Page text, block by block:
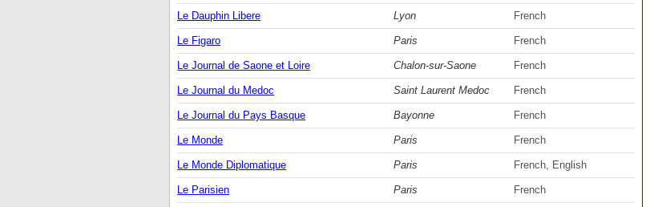
Le Dauphin Libere Lyon French
Le Figaro Paris French
Le Journal de Saone et Loire Chalon-sur-Saone French
Le Journal du Medoc Saint Laurent Medoc French
Le Journal du Pays Basque Bayonne French
Le Monde Paris French
Le Monde Diplomatique Paris French, English
Le Parisien Paris French